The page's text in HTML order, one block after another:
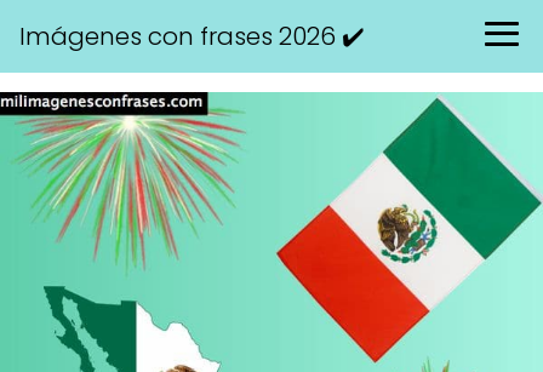
Imágenes con frases 2026 ✔️